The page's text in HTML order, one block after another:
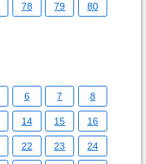
78 79 80
6 7 8
14 15 16
22 23 24